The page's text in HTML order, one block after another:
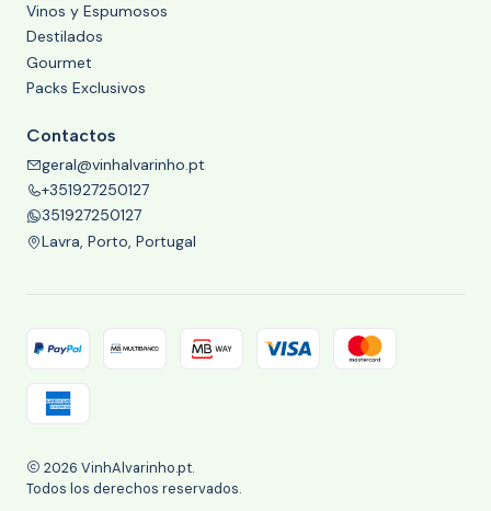
Vinos y Espumosos
Destilados
Gourmet
Packs Exclusivos
Contactos
geral@vinhalvarinho.pt
+351927250127
351927250127
Lavra, Porto, Portugal
2026 VinhAlvarinho.pt.
Todos los derechos reservados.